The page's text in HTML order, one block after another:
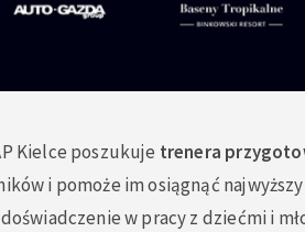
Kielce poszukuje trenera
i pomoże im osiągnąć
w pracy z dziećmi i